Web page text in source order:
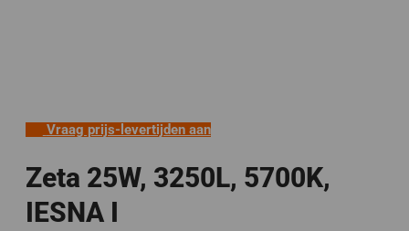
Vraag prijs-levertijden aan
Zeta 25W, 3250L, 5700K,
IESNA I